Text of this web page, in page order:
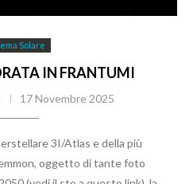
Solare
IN FRANTUMI
17 Novembre 2025
3I/Atlas e della più
oggetto di tante foto